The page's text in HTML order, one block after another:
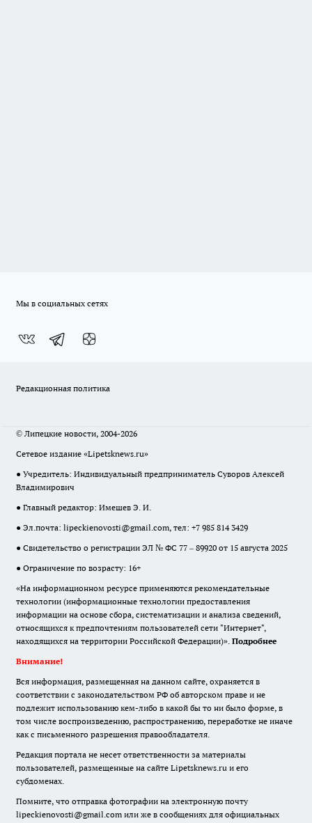
Мы в социальных сетях
Редакционная политика
© Липецкие новости, 2004-2026
Сетевое издание «Lipetsknews.ru»
● Учредитель: Индивидуальный предприниматель Суворов Алексей
Владимирович
● Главный редактор: Имешев Э. И.
● Эл.почта: lipeckienovosti@gmail.com, тел: +7 985 814 3429
● Свидетельство о регистрации ЭЛ № ФС 77 – 89920 от 15 августа 2025
● Ограничение по возрасту: 16+
«На информационном ресурсе применяются рекомендательные
технологии (информационные технологии предоставления
информации на основе сбора, систематизации и анализа сведений,
относящихся к предпочтениям пользователей сети "Интернет",
находящихся на территории Российской Федерации)». Подробнее
Внимание!
Вся информация, размещенная на данном сайте, охраняется в
соответствии с законодательством РФ об авторском праве и не
подлежит использованию кем-либо в какой бы то ни было форме, в
том числе воспроизведению, распространению, переработке не иначе
как с письменного разрешения правообладателя.
Редакция портала не несет ответственности за материалы
пользователей, размещенные на сайте Lipetsknews.ru и его
субдоменах.
Помните, что отправка фотографии на электронную почту
lipeckienovosti@gmail.com или же в сообщениях для официальных